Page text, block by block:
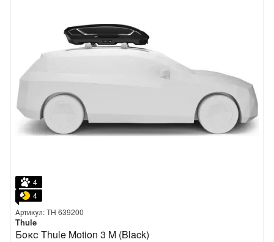
4
4
Артикул: TH 639200
Thule
Бокс Thule Motion 3 M (Black)